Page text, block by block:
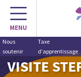
Aller
contenu
MENU
Nous
soutenir
Taxe
d'apprentissage
VISITE